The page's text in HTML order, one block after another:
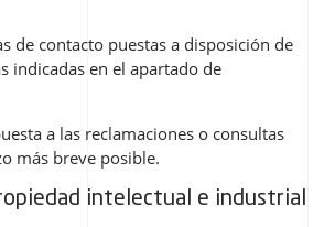
de contacto puestas a disposición de
indicadas en el apartado de
a las reclamaciones o consultas
más breve posible.
intelectual e industrial